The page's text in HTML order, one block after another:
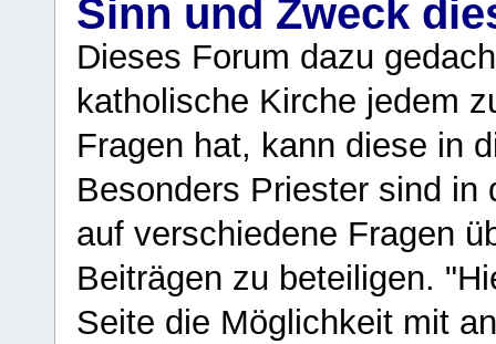
Sinn und Zweck
Dieses Forum dazu
katholische Kirche jedem
Fragen hat, kann diese in
Besonders Priester sind in
auf verschiedene Fragen
Beiträgen zu beteiligen.
Seite die Möglichkeit mit